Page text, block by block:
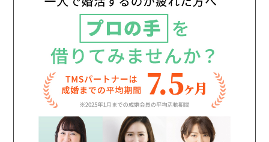
約1,300店の中から
おすすめの優良結婚相談所をご紹介
個人情報保護のため
プライバシーマークを
取得しております